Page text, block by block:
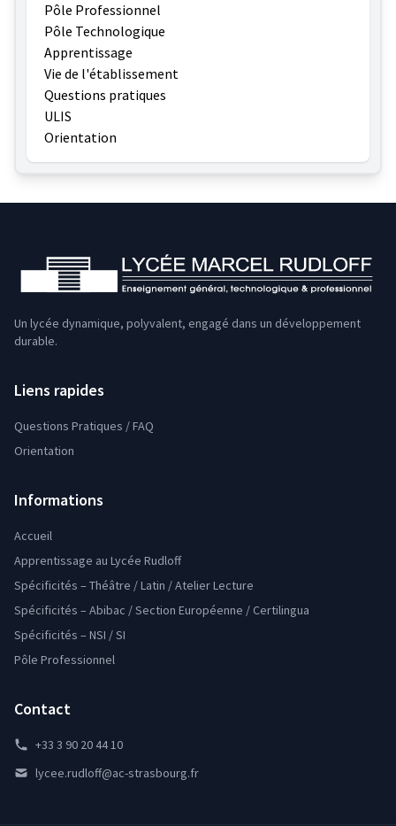
Pôle Professionnel
Pôle Technologique
Apprentissage
Vie de l'établissement
Questions pratiques
ULIS
Orientation
Un lycée dynamique, polyvalent, engagé dans un développement
durable.
Liens rapides
Questions Pratiques / FAQ
Orientation
Informations
Accueil
Apprentissage au Lycée Rudloff
Spécificités – Théâtre / Latin / Atelier Lecture
Spécificités – Abibac / Section Européenne / Certilingua
Spécificités – NSI / SI
Pôle Professionnel
Contact
+33 3 90 20 44 10
lycee.rudloff@ac-strasbourg.fr